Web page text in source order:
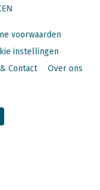
voorwaarden
instellingen
Contact Over ons